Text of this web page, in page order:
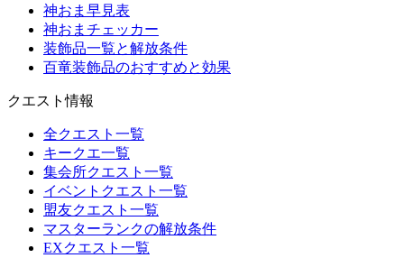
神おま早見表
神おまチェッカー
装飾品一覧と解放条件
百竜装飾品のおすすめと効果
クエスト情報
全クエスト一覧
キークエ一覧
集会所クエスト一覧
イベントクエスト一覧
盟友クエスト一覧
マスターランクの解放条件
EXクエスト一覧